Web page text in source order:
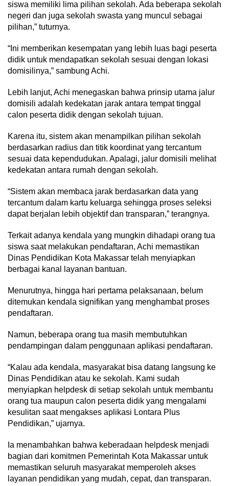
siswa memiliki lima pilihan sekolah. Ada beberapa sekolah
negeri dan juga sekolah swasta yang muncul sebagai
pilihan,” tuturnya.
“Ini memberikan kesempatan yang lebih luas bagi peserta
didik untuk mendapatkan sekolah sesuai dengan lokasi
domisilinya,” sambung Achi.
Lebih lanjut, Achi menegaskan bahwa prinsip utama jalur
domisili adalah kedekatan jarak antara tempat tinggal
calon peserta didik dengan sekolah tujuan.
Karena itu, sistem akan menampilkan pilihan sekolah
berdasarkan radius dan titik koordinat yang tercantum
sesuai data kependudukan. Apalagi, jalur domisili melihat
kedekatan antara rumah dengan sekolah.
“Sistem akan membaca jarak berdasarkan data yang
tercantum dalam kartu keluarga sehingga proses seleksi
dapat berjalan lebih objektif dan transparan,” terangnya.
Terkait adanya kendala yang mungkin dihadapi orang tua
siswa saat melakukan pendaftaran, Achi memastikan
Dinas Pendidikan Kota Makassar telah menyiapkan
berbagai kanal layanan bantuan.
Menurutnya, hingga hari pertama pelaksanaan, belum
ditemukan kendala signifikan yang menghambat proses
pendaftaran.
Namun, beberapa orang tua masih membutuhkan
pendampingan dalam penggunaan aplikasi pendaftaran.
“Kalau ada kendala, masyarakat bisa datang langsung ke
Dinas Pendidikan atau ke sekolah. Kami sudah
menyiapkan helpdesk di setiap sekolah untuk membantu
orang tua maupun calon peserta didik yang mengalami
kesulitan saat mengakses aplikasi Lontara Plus
Pendidikan,” ujarnya.
Ia menambahkan bahwa keberadaan helpdesk menjadi
bagian dari komitmen Pemerintah Kota Makassar untuk
memastikan seluruh masyarakat memperoleh akses
layanan pendidikan yang mudah, cepat, dan transparan.